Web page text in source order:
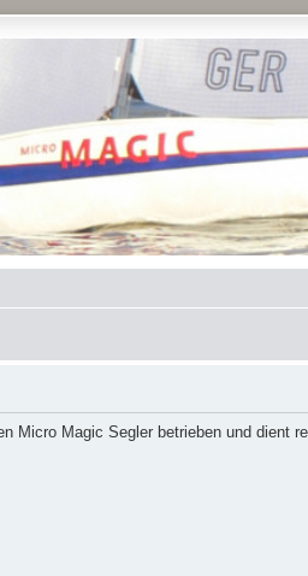
Micro Magic Segler betrieben und dient